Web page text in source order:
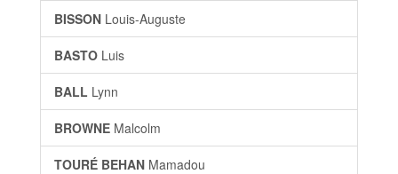
BISSON Louis-Auguste
BASTO Luis
BALL Lynn
BROWNE Malcolm
TOURÉ BEHAN Mamadou